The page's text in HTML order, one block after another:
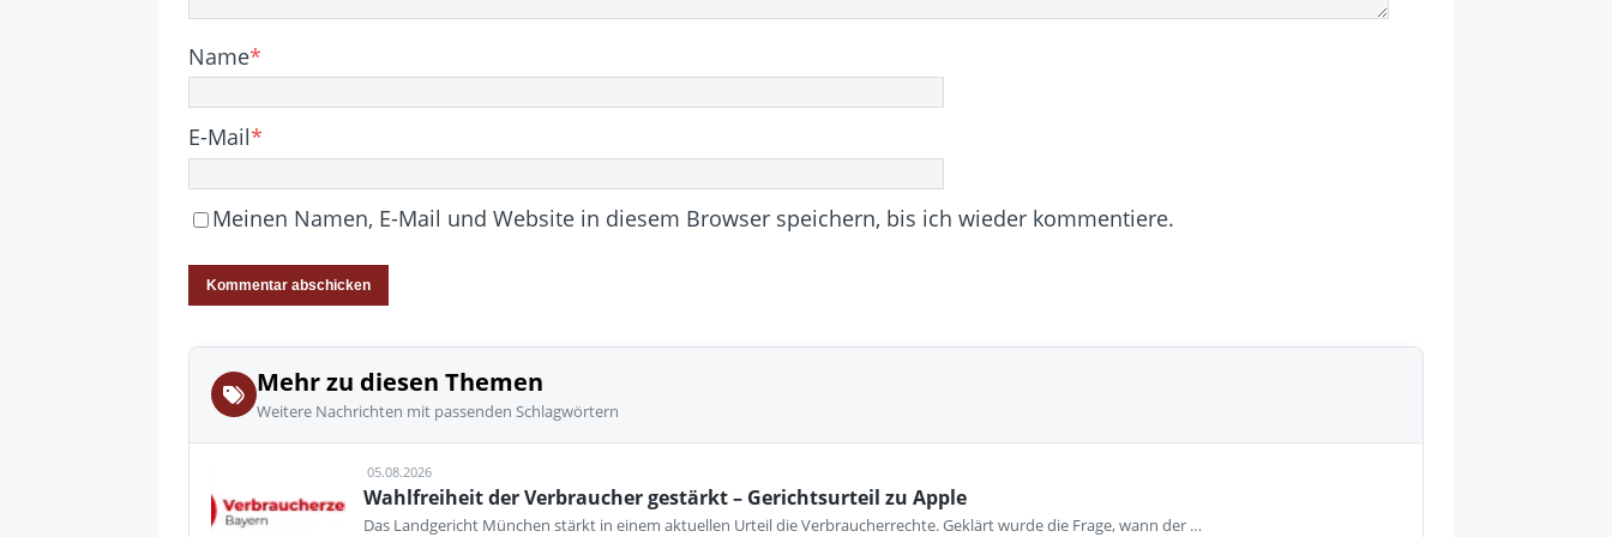
Name*
E-Mail*
Meinen Namen, E-Mail und Website in diesem Browser speichern, bis ich wieder kommentiere.
Mehr zu diesen Themen
Weitere Nachrichten mit passenden Schlagwörtern
05.08.2026
Wahlfreiheit der Verbraucher gestärkt – Gerichtsurteil zu Apple
Das Landgericht München stärkt in einem aktuellen Urteil die Verbraucherrechte. Geklärt wurde die Frage, wann der …